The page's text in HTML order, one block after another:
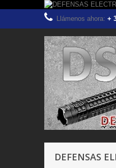
Llámenos ahora: +
DEFENSAS